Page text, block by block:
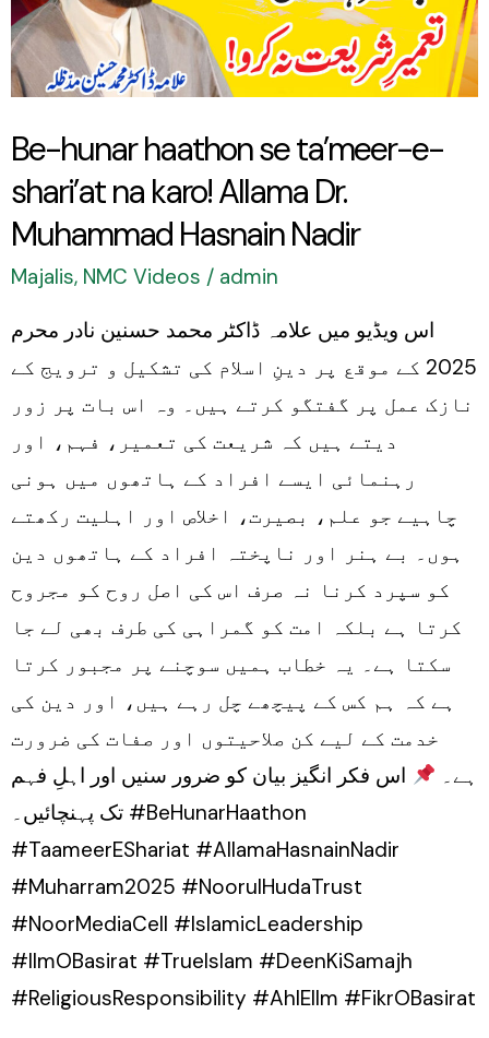
Be-hunar haathon se ta’meer-e-
shari’at na karo! Allama Dr.
Muhammad Hasnain Nadir
Majalis, NMC Videos / admin
اس ویڈیو میں علامہ ڈاکٹر محمد حسنین نادر محرم
2025 کے موقع پر دینِ اسلام کی تشکیل و ترویج کے
نازک عمل پر گفتگو کرتے ہیں۔ وہ اس بات پر زور
دیتے ہیں کہ شریعت کی تعمیر، فہم، اور
رہنمائی ایسے افراد کے ہاتھوں میں ہونی
چاہیے جو علم، بصیرت، اخلاص اور اہلیت رکھتے
ہوں۔ بے ہنر اور ناپختہ افراد کے ہاتھوں دین
کو سپرد کرنا نہ صرف اس کی اصل روح کو مجروح
کرتا ہے بلکہ امت کو گمراہی کی طرف بھی لے جا
سکتا ہے۔ یہ خطاب ہمیں سوچنے پر مجبور کرتا
ہے کہ ہم کس کے پیچھے چل رہے ہیں، اور دین کی
خدمت کے لیے کن صلاحیتوں اور صفات کی ضرورت
ہے۔
اس فکر انگیز بیان کو ضرور سنیں اور اہلِ فہم
تک پہنچائیں۔ #BeHunarHaathon
#TaameerEShariat #AllamaHasnainNadir
#Muharram2025 #NoorulHudaTrust
#NoorMediaCell #IslamicLeadership
#IlmOBasirat #TrueIslam #DeenKiSamajh
#ReligiousResponsibility #AhlEIlm #FikrOBasirat
e-
shari’at
karo!
Allama
Dr.
Hasnain
Nadir